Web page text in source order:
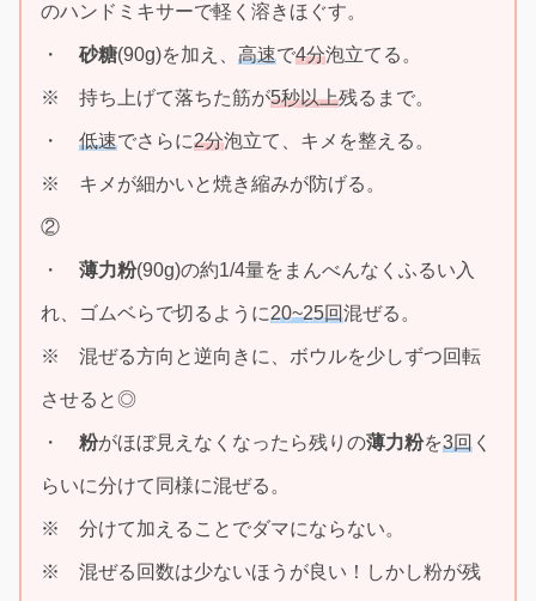
のハンドミキサーで軽く溶きほぐす。
・ 砂糖(90g)を加え、 高速で4分泡立てる。
※ 持ち上げて落ちた筋が5秒以上残るまで。
・ 低速でさらに2分泡立て、キメを整える。
※ キメが細かいと焼き縮みが防げる。
②
・ 薄力粉(90g)の約1/4量をまんべんなくふるい入
れ、ゴムベらで切るように20~25回混ぜる。
※ 混ぜる方向と逆向きに、ボウルを少しずつ回転
させると◎
・ 粉がほぼ見えなくなったら残りの薄力粉を3回 く
らいに分けて同様に混ぜる。
※ 分けて加えることでダマにならない。
※ 混ぜる回数は少ないほうが良い！しかし粉が残